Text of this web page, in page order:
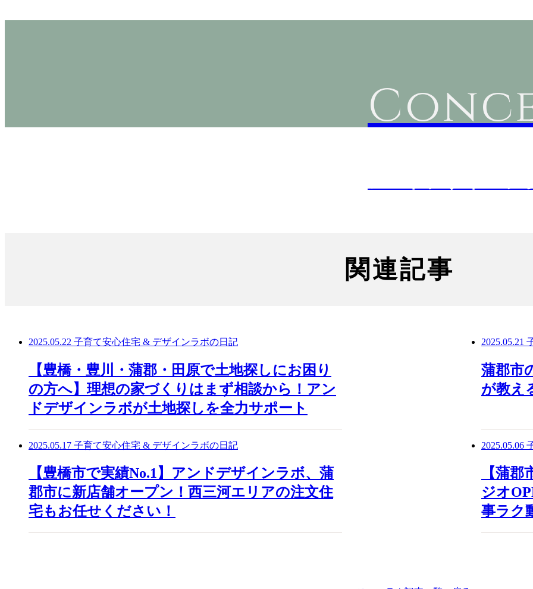
関連記事
2025.05.22 子育て安心住宅 & デザインラボの日記
【豊橋・豊川・蒲郡・田原で土地探しにお困り
の方へ】理想の家づくりはまず相談から！アン
ドデザインラボが土地探しを全力サポート
2025.05.21
蒲郡市
が教え
2025.05.17 子育て安心住宅 & デザインラボの日記
【豊橋市で実績No.1】アンドデザインラボ、蒲
郡市に新店舗オープン！西三河エリアの注文住
宅もお任せください！
2025.05.06
【蒲
ジオ
事ラク